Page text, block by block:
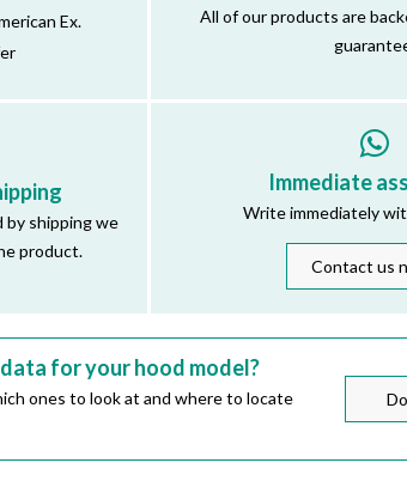
Ex.
All of our products are
by shipping we
product.
Immediate
Write immediately
Contact us
for your hood model?
ones to look at and where to locate